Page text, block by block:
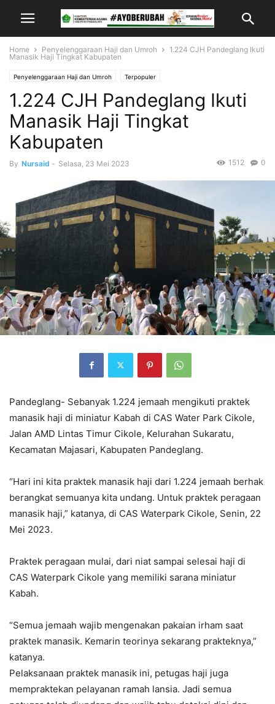
Home Penyelenggaraan Haji dan Umroh
1.224 CJH Pandeglang Ikuti
Manasik Haji Tingkat Kabupaten
Penyelenggaraan Haji dan Umroh Terpopuler
1.224 CJH Pandeglang Ikuti
Manasik Haji Tingkat
Kabupaten
By Nursaid - Selasa, 23 Mei 2023 0
1512
Pandeglang- Sebanyak 1.224 jemaah mengikuti praktek
manasik haji di miniatur Kabah di CAS Water Park Cikole,
Jalan AMD Lintas Timur Cikole, Kelurahan Sukaratu,
Kecamatan Majasari, Kabupaten Pandeglang.
“Hari ini kita praktek manasik haji dari 1.224 jemaah berhak
berangkat semuanya kita undang. Untuk praktek peragaan
manasik haji,” katanya, di CAS Waterpark Cikole, Senin, 22
Mei 2023.
Praktek peragaan mulai, dari niat sampai selesai haji di
CAS Waterpark Cikole yang memiliki sarana miniatur
Kabah.
“Semua jemaah wajib mengenakan pakaian irham saat
praktek manasik. Kemarin teorinya sekarang prakteknya,”
katanya.
Pelaksanaan praktek manasik ini, petugas haji juga
mempraktekan pelayanan ramah lansia. Jadi semua